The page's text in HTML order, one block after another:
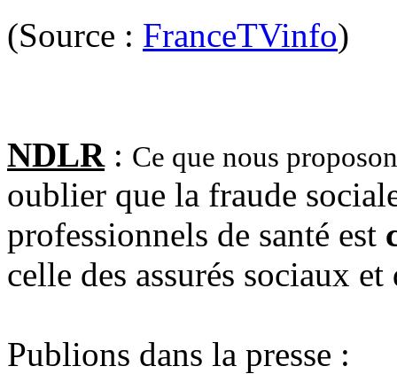
(Source : FranceTVinfo)
NDLR: Ce que nous
oublier que la fraude
professionnels de santé est
celle des assurés sociaux
Publions dans la presse :